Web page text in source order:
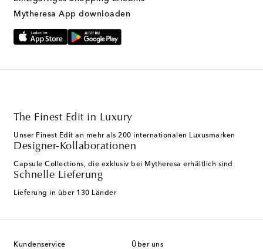
Mytheresa App downloaden
The Finest Edit in Luxury
Unser Finest Edit an mehr als 200 internationalen Luxusmarken
Designer-Kollaborationen
Capsule Collections, die exklusiv bei Mytheresa erhältlich sind
Schnelle Lieferung
Lieferung in über 130 Länder
Kundenservice Über uns